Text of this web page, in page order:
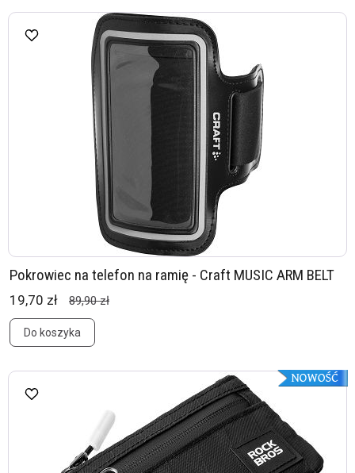
Pokrowiec na telefon na ramię - Craft MUSIC ARM BELT
19,70 zł 89,90 zł
Do koszyka